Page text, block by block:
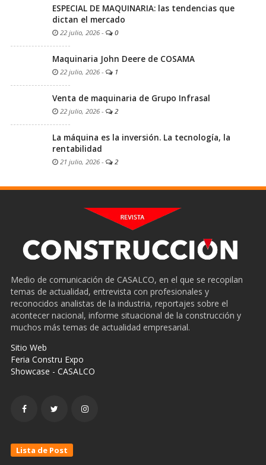
ESPECIAL DE MAQUINARIA: las tendencias que
dictan el mercado
22 julio, 2026 - 0
Maquinaria John Deere de COSAMA
22 julio, 2026 - 1
Venta de maquinaria de Grupo Infrasal
22 julio, 2026 - 2
La máquina es la inversión. La tecnología, la
rentabilidad
21 julio, 2026 - 2
Medio de comunicación de CASALCO, en el que se recopilan
temas de actualidad, entrevista con profesionales y
reconocidos analistas de la industria, reportajes sobre el
acontecer nacional, informe situacional de la construcción y
muchos más temas de actualidad empresarial.
Sitio Web
Feria Constru Expo
Showcase - CASALCO
Lista de Post